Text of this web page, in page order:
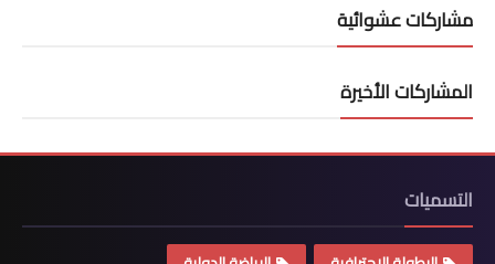
مشاركات عشوائية
المشاركات الأخيرة
التسميات